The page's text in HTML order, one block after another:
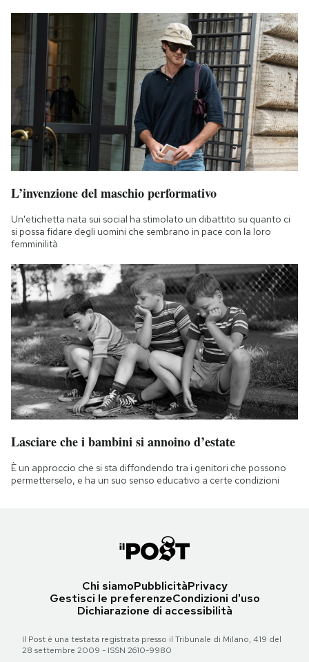
L’invenzione del maschio performativo
Un'etichetta nata sui social ha stimolato un dibattito su quanto ci
si possa fidare degli uomini che sembrano in pace con la loro
femminilità
Lasciare che i bambini si annoino d’estate
È un approccio che si sta diffondendo tra i genitori che possono
permetterselo, e ha un suo senso educativo a certe condizioni
Chi siamoPubblicitàPrivacy
Gestisci le preferenzeCondizioni d'uso
Dichiarazione di accessibilità
Il Post è una testata registrata presso il Tribunale di Milano, 419 del
28 settembre 2009 - ISSN 2610-9980